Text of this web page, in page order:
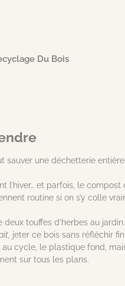
Du Bois
sauver une déchetterie
l’hiver… et parfois, le
routine si on s’y colle
touffes d’herbes au
jeter ce bois sans réfléchir
cycle, le plastique fond,
sur tous les plans.